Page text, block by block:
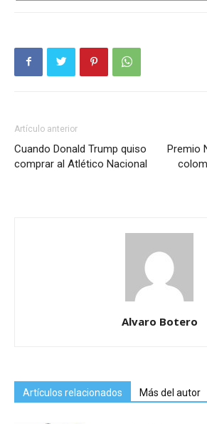
Artículo anterior
Cuando Donald Trump quiso
comprar al Atlético Nacional
Premio
Alvaro Botero
Artículos relacionados Más del autor